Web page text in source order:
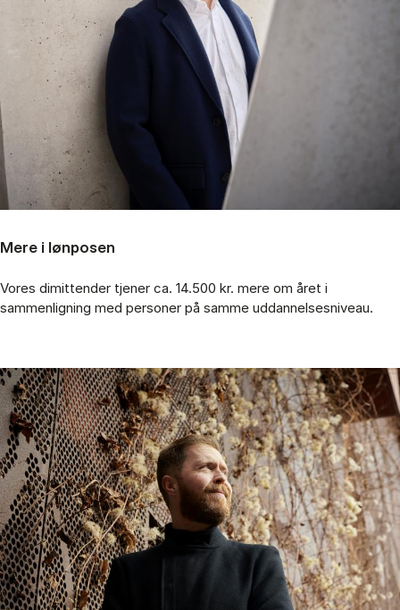
Mere i lønposen
Vores dimittender tjener ca. 14.500 kr. mere om året i
sammenligning med personer på samme uddannelsesniveau.